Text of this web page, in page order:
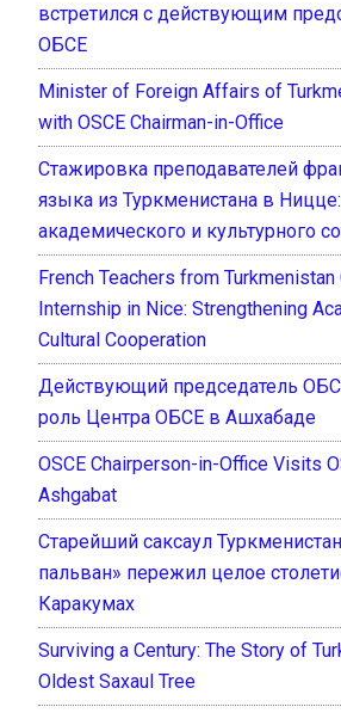
встретился с действующим
ОБСЕ
Minister of Foreign Affairs of
with OSCE Chairman-in-Office
Стажировка преподавателей
языка из Туркменистана в
академического и культурного
French Teachers from
Internship in Nice: Strengthening
Cultural Cooperation
Действующий председатель
роль Центра ОБСЕ в Ашхабаде
OSCE Chairperson-in-Office Visits
Ashgabat
Старейший саксаул
пальван» пережил целое
Каракумах
Surviving a Century: The Story of
Oldest Saxaul Tree